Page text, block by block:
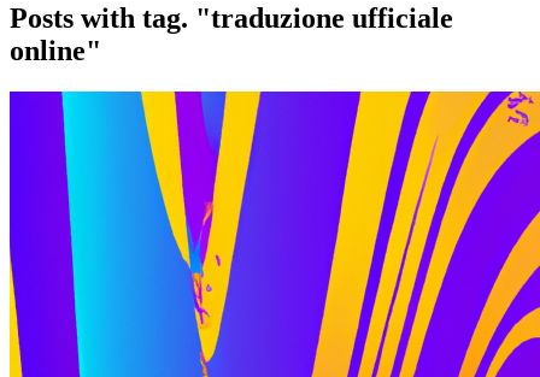
Posts with tag. "traduzione ufficiale
online"